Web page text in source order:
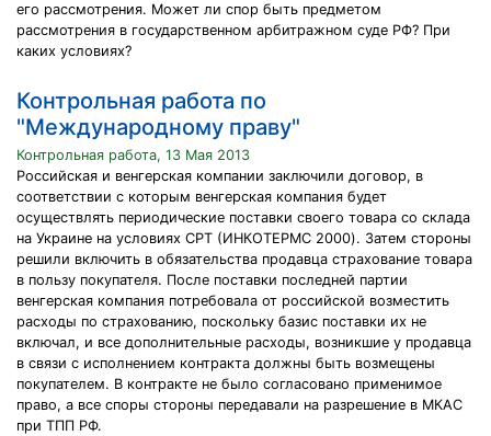
его рассмотрения. Может ли спор быть предметом
рассмотрения в государственном арбитражном суде РФ? При
каких условиях?
Контрольная работа по
"Международному праву"
Контрольная работа, 13 Мая 2013
Российская и венгерская компании заключили договор, в
соответствии с которым венгерская компания будет
осуществлять периодические поставки своего товара со склада
на Украине на условиях CPT (ИНКОТЕРМС 2000). Затем стороны
решили включить в обязательства продавца страхование товара
в пользу покупателя. После поставки последней партии
венгерская компания потребовала от российской возместить
расходы по страхованию, поскольку базис поставки их не
включал, и все дополнительные расходы, возникшие у продавца
в связи с исполнением контракта должны быть возмещены
покупателем. В контракте не было согласовано применимое
право, а все споры стороны передавали на разрешение в МКАС
при ТПП РФ.